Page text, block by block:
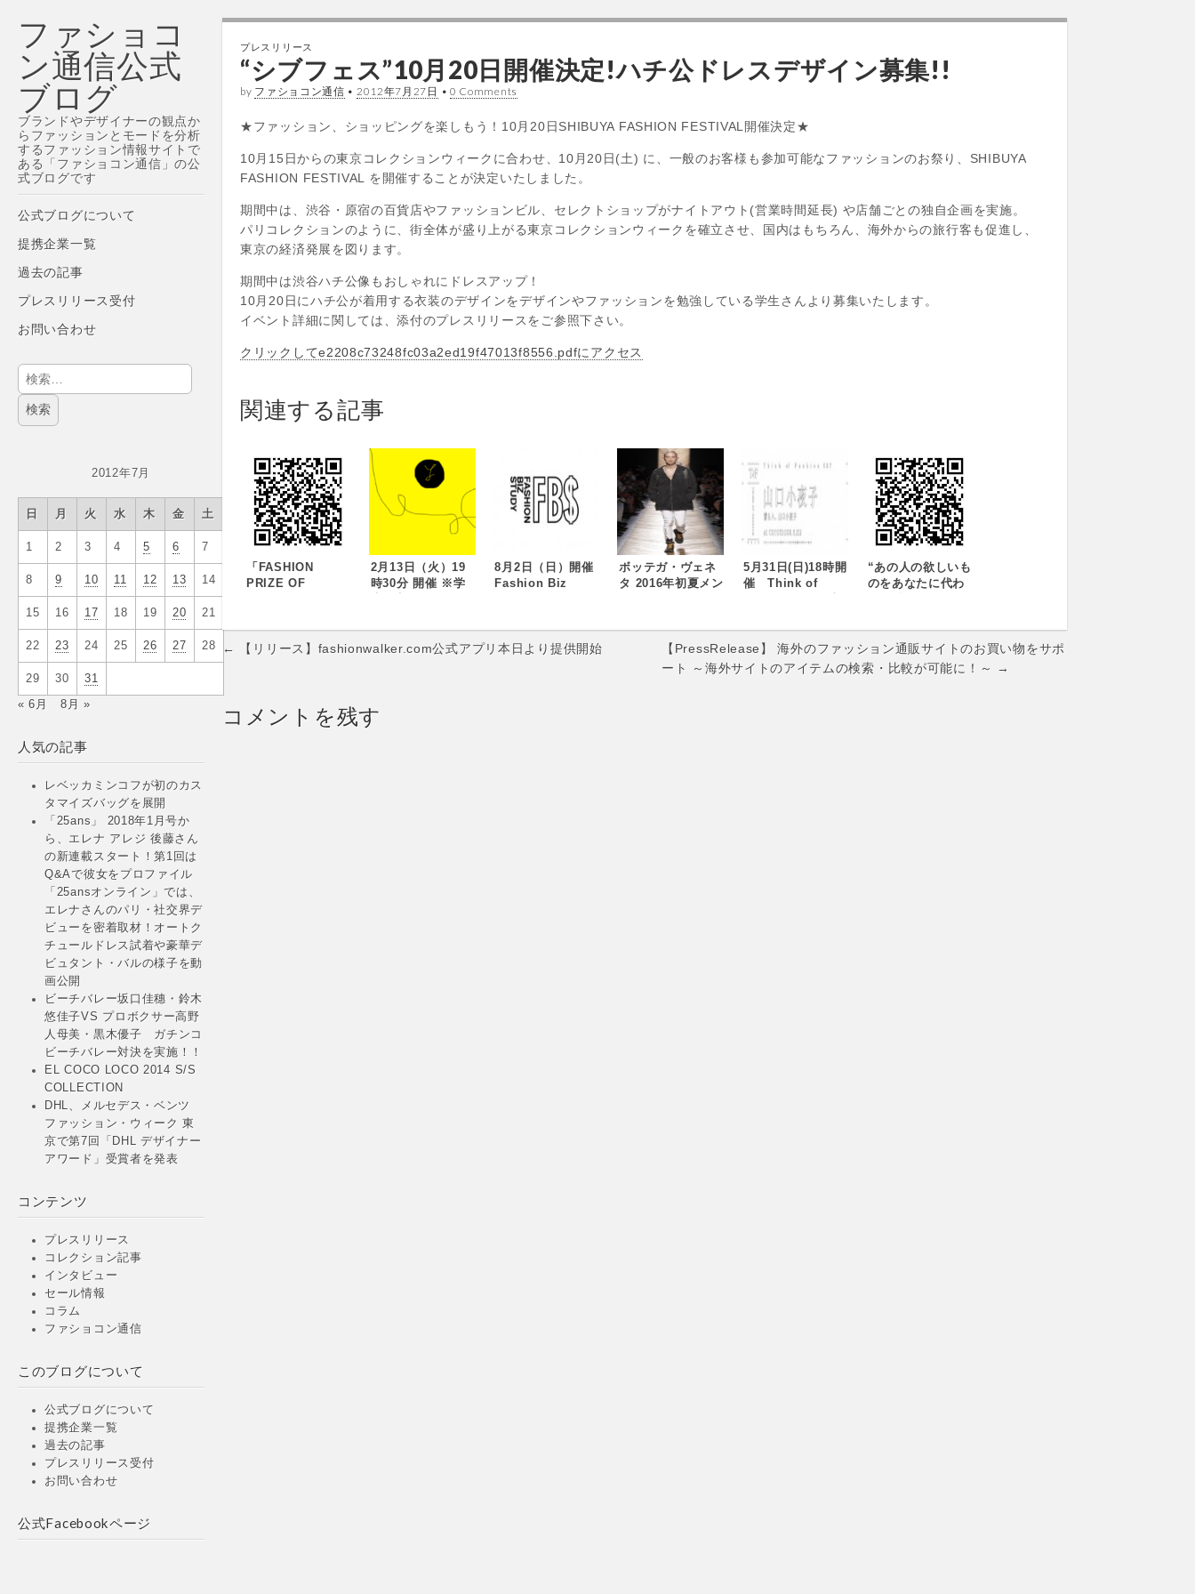
ファショコ
ン通信公式
ブログ
ブランドやデザイナーの観点か
らファッションとモードを分析
するファッション情報サイトで
ある「ファショコン通信」の公
式ブログです
Main
menu
Skip
content
公式ブログについて
提携企業一覧
過去の記事
プレスリリース受付
お問い合わせ
検
索:
2012年7月
日 月 火 水 木 金 土
1 2 3 4 5 6 7
8 9 10 11 12 13 14
15 16 17 18 19 20 21
22 23 24 25 26 27 28
29 30 31
« 6月 8月 »
人気の記事
レベッカミンコフが初のカス
タマイズバッグを展開
「25ans」 2018年1月号か
ら、エレナ アレジ 後藤さん
の新連載スタート！第1回は
Q&Aで彼女をプロファイル
「25ansオンライン」では、
エレナさんのパリ・社交界デ
ビューを密着取材！オートク
チュールドレス試着や豪華デ
ビュタント・バルの様子を動
画公開
ビーチバレー坂口佳穗・鈴木
悠佳子VS プロボクサー高野
人母美・黒木優子 ガチンコ
ビーチバレー対決を実施！！
EL COCO LOCO 2014 S/S
COLLECTION
DHL、メルセデス・ベンツ
ファッション・ウィーク 東
京で第7回「DHL デザイナー
アワード」受賞者を発表
コンテンツ
プレスリリース
コレクション記事
インタビュー
セール情報
コラム
ファショコン通信
このブログについて
公式ブログについて
提携企業一覧
過去の記事
プレスリリース受付
お問い合わせ
公式Facebookページ
プレスリリース
“シブフェス”10月20日開催決定!ハチ公ドレスデザイン募集!!
by ファショコン通信 • 2012年7月27日 • 0 Comments
★ファッション、ショッピングを楽しもう！10月20日SHIBUYA FASHION FESTIVAL開催決定★
10月15日からの東京コレクションウィークに合わせ、10月20日(土) に、一般のお客様も参加可能なファッションのお祭り、SHIBUYA
FASHION FESTIVAL を開催することが決定いたしました。
期間中は、渋谷・原宿の百貨店やファッションビル、セレクトショップがナイトアウト(営業時間延長) や店舗ごとの独自企画を実施。
パリコレクションのように、街全体が盛り上がる東京コレクションウィークを確立させ、国内はもちろん、海外からの旅行客も促進し、
東京の経済発展を図ります。
期間中は渋谷ハチ公像もおしゃれにドレスアップ！
10月20日にハチ公が着用する衣装のデザインをデザインやファッションを勉強している学生さんより募集いたします。
イベント詳細に関しては、添付のプレスリリースをご参照下さい。
クリックしてe2208c73248fc03a2ed19f47013f8556.pdfにアクセス
関連する記事
「FASHION
PRIZE OF
EVENT」開催のお
知らせ
2月13日（火）19
時30分 開催 ※学
キャリアの軌跡
8月2日（日）開催
Fashion Biz
における模倣品対
策
ボッテガ・ヴェネ
タ 2016年初夏メン
5月31日(日)18時開
催 Think of
人、山口小夜子
“あの人の欲しいも
のをあなたに代わ
ン情報サイト
「Fashion
Room」が欲しい
Post
← 【リリース】fashionwalker.com公式アプリ本日より提供開始
【PressRelease】 海外のファッション通販サイトのお買い物をサポ
ート ～海外サイトのアイテムの検索・比較が可能に！～ →
コメントを残す